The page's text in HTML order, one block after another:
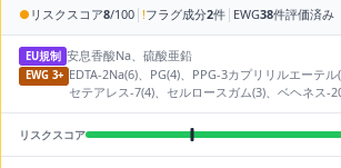
● リスクスコア8/100 | !フラグ成分2件 | EWG38件評価済み
EU規制 安息香酸Na、硫酸亜鉛
EWG 3+ EDTA-2Na(6)、PG(4)、PPG-3カプリリルエーテ
セテアレス-7(4)、セルロースガム(3)、ベヘネス-
リスクスコア